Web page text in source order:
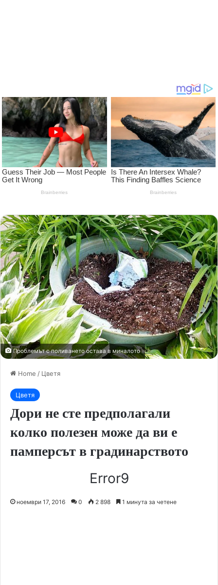
Проблемът с поливането остава в миналото
Home / Цветя
Цветя
Дори не сте предполагали
колко полезен може да ви е
памперсът в градинарството
Error9
ноември 17, 2016 0 2 898 1 минута за четене